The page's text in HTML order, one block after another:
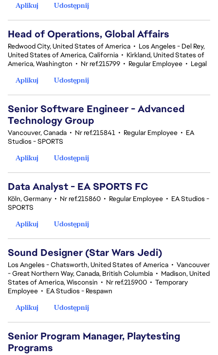
Aplikuj
Udostępnij
Head of Operations, Global Affairs
Redwood City, United States of America • Los Angeles - Del Rey,
United States of America, California • Kirkland, United States of
America, Washington • Nr ref.215799 • Regular Employee • Legal
Aplikuj
Udostępnij
Senior Software Engineer - Advanced
Technology Group
Vancouver, Canada • Nr ref.215841 • Regular Employee • EA
Studios - SPORTS
Aplikuj
Udostępnij
Data Analyst - EA SPORTS FC
Köln, Germany • Nr ref.215860 • Regular Employee • EA Studios -
SPORTS
Aplikuj
Udostępnij
Sound Designer (Star Wars Jedi)
Los Angeles - Chatsworth, United States of America • Vancouver
- Great Northern Way, Canada, British Columbia • Madison, United
States of America, Wisconsin • Nr ref.215900 • Temporary
Employee • EA Studios - Respawn
Aplikuj
Udostępnij
Senior Program Manager, Playtesting
Programs